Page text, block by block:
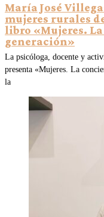
María José
mujeres rurales
libro «Mujeres.
generación»
La psicóloga, docente y
presenta «Mujeres. La
la